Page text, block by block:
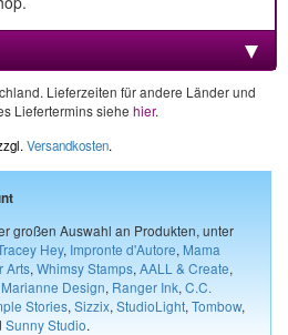
Lieferzeiten für andere Länder und
Liefertermins siehe hier.
Versandkosten.
großen Auswahl an Produkten, unter
Hey, Impronte d'Autore, Mama
Arts, Whimsy Stamps, AALL & Create,
Marianne Design, Ranger Ink, C.C.
Stories, Sizzix, StudioLight, Tombow,
Sunny Studio.